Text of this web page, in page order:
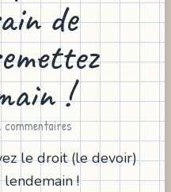
de
!
commentaires
le droit (le devoir)
!